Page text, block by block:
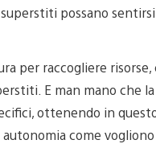
possano sentirsi
per raccogliere
E man mano che
ottenendo in
come